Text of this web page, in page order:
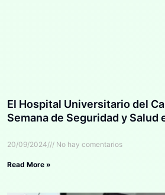
El Hospital Universitario del
Semana de Seguridad y Salud
20/09/2024 No hay comentarios
Read More »